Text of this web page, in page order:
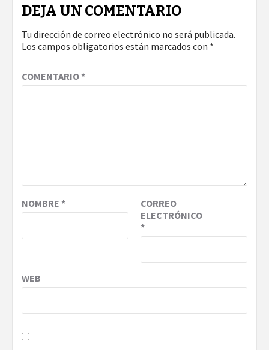
DEJA UN COMENTARIO
Tu dirección de correo electrónico no será publicada.
Los campos obligatorios están marcados con *
COMENTARIO*
NOMBRE *
CORREO
ELECTRÓNICO
*
WEB